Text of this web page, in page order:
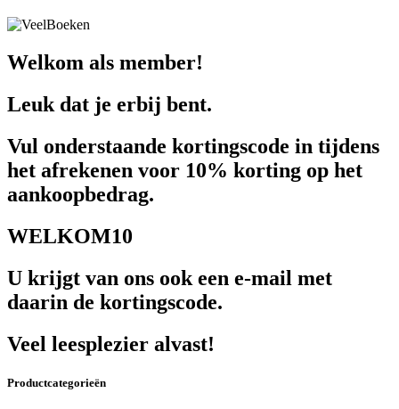
Welkom als member!
Leuk dat je erbij bent.
Vul onderstaande kortingscode in tijdens
het afrekenen voor 10% korting op het
aankoopbedrag.
WELKOM10
U krijgt van ons ook een e-mail met
daarin de kortingscode.
Veel leesplezier alvast!
Productcategorieën